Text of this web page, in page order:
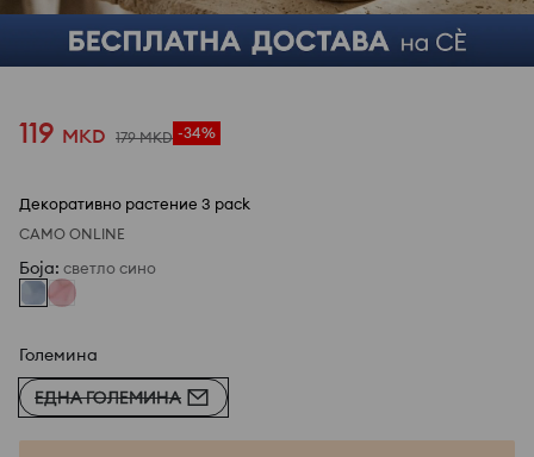
1 /3
119 MKD 179 MKD -34%
Декоративно растение 3 pack
САМО ONLINE
Боја: светло сино
Големина
ЕДНА ГОЛЕМИНА